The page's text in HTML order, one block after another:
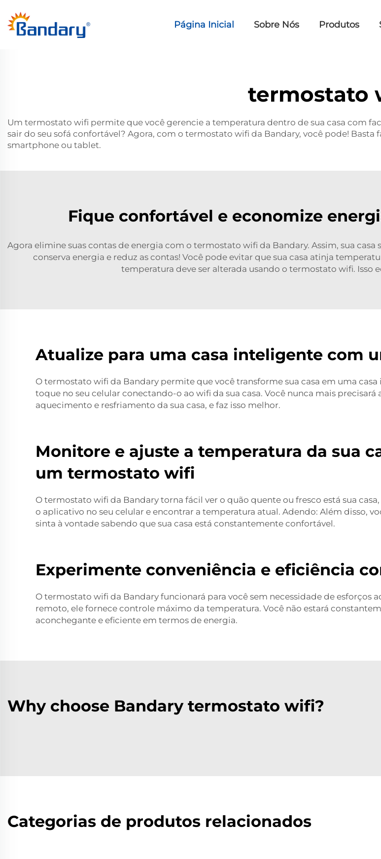
Página Inicial Sobre Nós Produtos
termostato
Um termostato wifi permite que você gerencie a temperatura dentro de sua casa com
sair do seu sofá confortável? Agora, com o termostato wifi da Bandary, você pode! Basta
smartphone ou tablet.
Fique confortável e economize
Agora elimine suas contas de energia com o termostato wifi da Bandary. Assim, sua
conserva energia e reduz as contas! Você pode evitar que sua casa atinja
temperatura deve ser alterada usando o termostato wifi. Isso
Atualize para uma casa inteligente com
O termostato wifi da Bandary permite que você transforme sua casa em uma
toque no seu celular conectando-o ao wifi da sua casa. Você nunca mais
aquecimento e resfriamento da sua casa, e faz isso melhor.
Monitore e ajuste a temperatura da sua
um termostato wifi
O termostato wifi da Bandary torna fácil ver o quão quente ou fresco está sua
o aplicativo no seu celular e encontrar a temperatura atual. Adendo: Além disso,
sinta à vontade sabendo que sua casa está constantemente confortável.
Experimente conveniência e eficiência
O termostato wifi da Bandary funcionará para você sem necessidade de esforços
remoto, ele fornece controle máximo da temperatura. Você não estará
aconchegante e eficiente em termos de energia.
Why choose Bandary termostato wifi?
Categorias de produtos relacionados